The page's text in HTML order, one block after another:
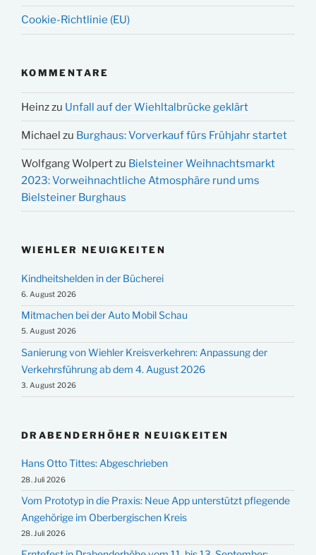
Cookie-Richtlinie (EU)
KOMMENTARE
Heinzzu Unfall auf der Wiehltalbrücke geklärt
Michael zu Burghaus: Vorverkauf fürs Frühjahr startet
Wolfgang Wolpertzu Bielsteiner Weihnachtsmarkt
2023: Vorweihnachtliche Atmosphäre rund ums
Bielsteiner Burghaus
WIEHLER NEUIGKEITEN
Kindheitshelden in der Bücherei
6. August 2026
Mitmachen bei der Auto Mobil Schau
5. August 2026
Sanierung von Wiehler Kreisverkehren: Anpassung der
Verkehrsführung ab dem 4. August 2026
3. August 2026
DRABENDERHÖHER NEUIGKEITEN
Hans Otto Tittes: Abgeschrieben
28. Juli 2026
Vom Prototyp in die Praxis: Neue App unterstützt pflegende
Angehörige im Oberbergischen Kreis
28. Juli 2026